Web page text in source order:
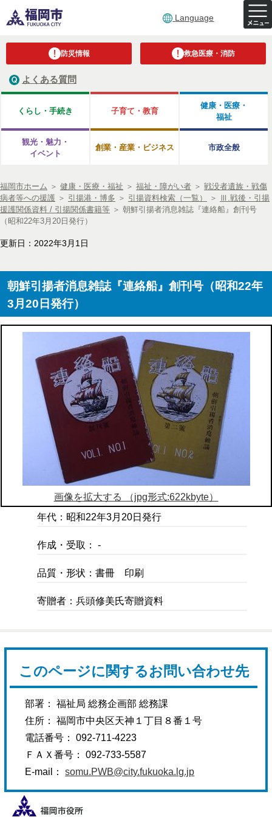
Language
防災情報 救急医療・消防
よくある質問
くらし・手続き 子育て・教育
健康・医療・
福祉
観光・魅力・
イベント
創業・産業・ビジネス 市政全般
福岡市ホーム ＞ 健康・医療・福祉 ＞ 福祉・障がい者 ＞ 戦没者遺族・戦傷
病者等への援護 ＞ 引揚港・博多 ＞ 引揚資料検索（一覧） ＞
Ⅲ.戦後・引揚
援護関係資料 / 引揚関係書籍等 ＞ 朝鮮引揚者消息雑誌『連絡船』創刊号
（昭和22年3月20日発行）
更新日：2022年3月1日
朝鮮引揚者消息雑誌『連絡船』創刊号（昭和22年
3月20日発行）
画像を拡大する （jpg形式:622kbyte）
年代：昭和22年3月20日発行
作成・受取： -
品質・形状：書冊 印刷
寄贈者：兵頭修美氏寄贈資料
このページに関するお問い合わせ先
部署： 福祉局 総務企画部 総務課
住所： 福岡市中央区天神１丁目８番１号
電話番号： 092-711-4223
ＦＡＸ番号： 092-733-5587
E-mail：somu.PWB@city.fukuoka.lg.jp